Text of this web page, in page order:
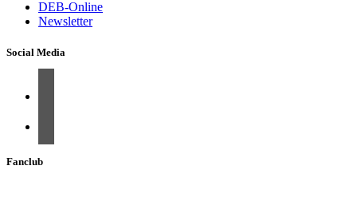
DEB-Online
Newsletter
Social Media
Fanclub